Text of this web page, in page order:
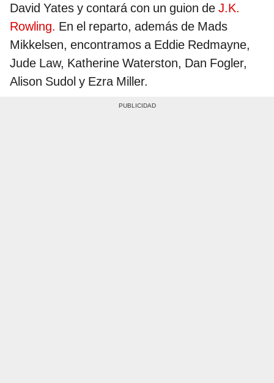
David Yates y contará con un guion de J.K.
Rowling. En el reparto, además de Mads
Mikkelsen, encontramos a Eddie Redmayne,
Jude Law, Katherine Waterston, Dan Fogler,
Alison Sudol y Ezra Miller.